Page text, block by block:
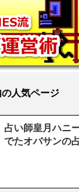
人気ページ
占い師皇月ハニ
でたオバサンの